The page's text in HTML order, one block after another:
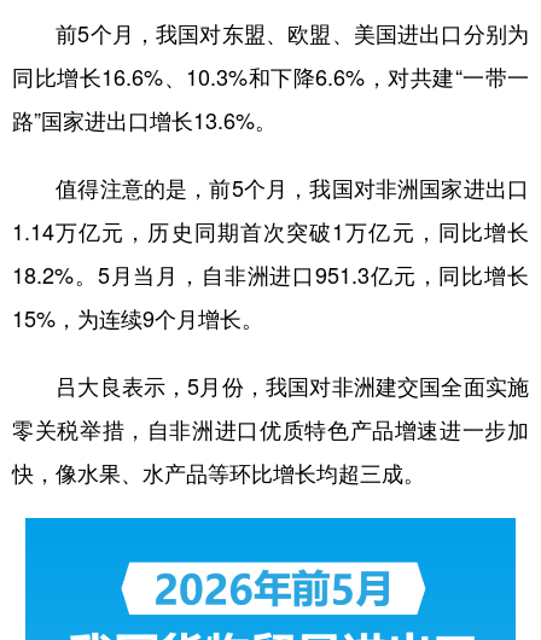
English Español Français عربى
Русский язык 日本語 한국어
Deutsch Português
前5个月，我国对东盟、欧盟、美国进出口分别为
同比增长16.6%、10.3%和下降6.6%，对共建“一带一
路”国家进出口增长13.6%。
值得注意的是，前5个月，我国对非洲国家进出口
1.14万亿元，历史同期首次突破1万亿元，同比增长
18.2%。5月当月，自非洲进口951.3亿元，同比增长
15%，为连续9个月增长。
吕大良表示，5月份，我国对非洲建交国全面实施
零关税举措，自非洲进口优质特色产品增速进一步加
快，像水果、水产品等环比增长均超三成。